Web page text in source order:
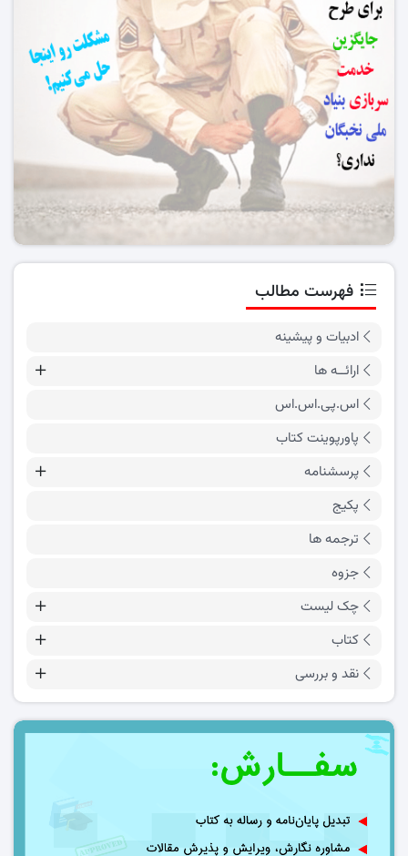
فهرست مطالب
ادبیات و پیشینه
ارائــه ها
اس.پی.اس.اس
پاورپوینت کتاب
پرسشنامه
پکیج
ترجمه ها
جزوه
چک لیست
کتاب
نقد و بررسی